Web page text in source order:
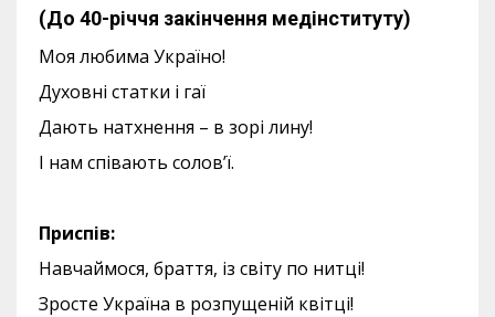
(До 40-річчя закінчення медінституту)
Моя любима Україно!
Духовні статки і гаї
Дають натхнення – в зорі лину!
І нам співають солов’ї.
Приспів:
Навчаймося, браття, із світу по нитці!
Зросте Україна в розпущеній квітці!